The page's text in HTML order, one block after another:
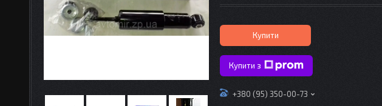
Купити
Купити з
+380 (95) 350-00-73